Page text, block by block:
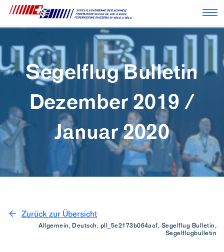
Segelflug Bulletin
Dezember 2019 /
Januar 2020
Zurück zur Übersicht
Allgemein, Deutsch, pll_5e2173b064aaf, Segelflug Bulletin,
Segelflugbulletin